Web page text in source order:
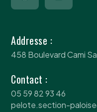
Addresse :
458 Boulevard Cami
Contact :
05 59 82 93 46
pelote.section-